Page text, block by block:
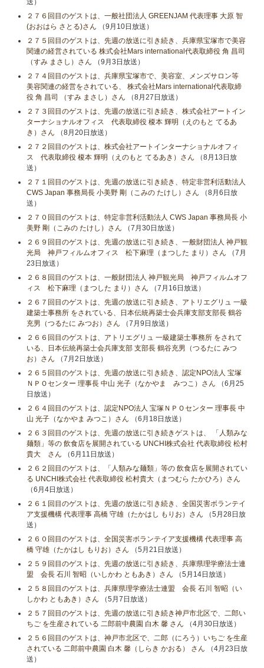
送）
２７６回目のゲストは、一般社団法人 GREENJAM 代表理事 大原 智
(おおはら さとる)さん （9月10日放送）
２７５回目のゲストは、先週の放送に引き続き、兵庫県宝塚市で美容
関連の経営されている 株式会社Mars international代表取締役 角 昌司
（すみ まさし）さん （9月3日放送）
２７４回目のゲストは、兵庫県宝塚市で、美容室、メンズサロン等
美容関連の経営をされている、 株式会社Mars international代表取締
役 角 昌司 （すみ まさし）さん （8月27日放送）
２７３回目のゲストは、先週の放送に引き続き、株式会社アートイン
ターナショナルオフィス 代表取締役 榎本 輝明（えのもと てるあ
き）さん （8月20日放送）
２７２回目のゲストは、株式会社アートインターナショナルオフィ
ス 代表取締役 榎本 輝明（えのもと てるあき）さん （8月13日放
送）
２７１回目のゲストは、先週の放送に引き続き、特定非営利活動法人
CWS Japan 事務局長 小美野 剛（こみの たけし）さん （8月6日放
送）
２７０回目のゲストは、特定非営利活動法人 CWS Japan 事務局長 小
美野 剛（こみの たけし）さん （7月30日放送）
２６９回目のゲストは、先週の放送に引き続き、一般財団法人 神戸観
光局 神戸フィルムオフィス 松下麻理（まつした まり）さん （7月
23日放送）
２６８回目のゲストは、一般財団法人 神戸観光局 神戸フィルムオフ
ィス 松下麻理（まつした まり）さん （7月16日放送）
２６７回目のゲストは、先週の放送に引き続き、アトリエグリュ 一級
建築士事務所 をされている、日本伝統再築士会兵庫支部支部長 鶴谷
充男（つるたに みつお）さん （7月9日放送）
２６６回目のゲストは、アトリエグリュ 一級建築士事務所 をされて
いる、日本伝統再築士会兵庫支部 支部長 鶴谷充男（つるたに みつ
お）さん （7月2日放送）
２６５回目のゲストは、先週の放送に引き続き、認定NPO法人 宝塚
ＮＰＯセンター 理事長 中山 光子（なかやま みつこ）さん （6月25
日放送）
２６４回目のゲストは、認定NPO法人 宝塚ＮＰＯセンター 理事長 中
山 光子（なかやま みつこ）さん （6月18日放送）
２６３回目のゲストは、先週の放送に引き続きゲストは、 「人類みな
麺類」等の 飲食店を展開されている UNCHI株式会社 代表取締役 松村
貴大 さん （6月11日放送）
２６２回目のゲストは、「人類みな麺類」等の 飲食店を展開されてい
る UNCHI株式会社 代表取締役 松村貴大（まつむら たかひろ）さん
（6月4日放送）
２６１回目のゲストは、先週の放送に引き続き、全国災害ボランテイ
ア支援機構 代表理事 高橋 守雄（たかはし もりお）さん （5月28日放
送）
２６０回目のゲストは、全国災害ボランテイア支援機構 代表理事 高
橋 守雄（たかはし もりお）さん （5月21日放送）
２５９回目のゲストは、先週の放送に引き続き、兵庫県理学療法士連
盟 会長 石川 智昭（いしかわ ともあき）さん （5月14日放送）
２５８回目のゲストは、兵庫県理学療法士連盟 会長 石川 智昭（い
しかわ ともあき）さん （5月7日放送）
２５７回目のゲストは、先週の放送に引き続き神戸市北区で、二郎い
ちご を生産されている 二郎前中農園 白木 馨 さん （4月30日放送）
２５６回目のゲストは、神戸市北区で、二郎（にろう）いちご を生産
されている 二郎前中農園 白木 馨（しらき かおる） さん （4月23日放
送）